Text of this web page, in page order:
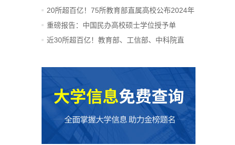
14...
20所超百亿！75所教育部直属高校公布2024年
决算
重磅报告：中国民办高校硕士学位授予单
位、...
近30所超百亿！教育部、工信部、中科院直